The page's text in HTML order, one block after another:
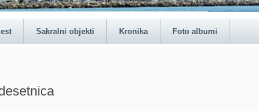
Sakralni objekti Kronika Foto albumi